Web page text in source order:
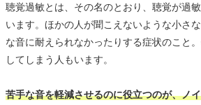
聴覚過敏とは、その名のとおり、聴覚が過
います。ほかの人が聞こえないような小さ
な音に耐えられなかったりする症状のこと
してしまう人もいます。
苦手な音を軽減させるのに役立つのが、ノ